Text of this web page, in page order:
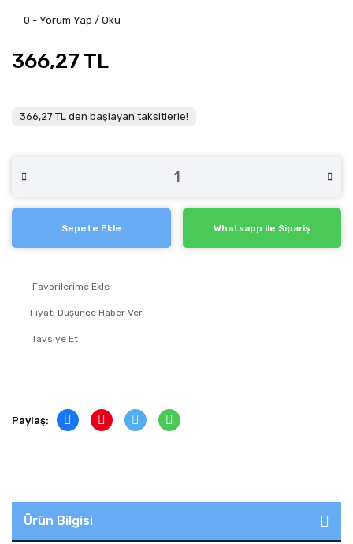
0 - Yorum Yap / Oku
366,27 TL
366,27 TL den başlayan taksitlerle!
Sepete Ekle Whatsapp ile Sipariş
Fiyatı Düşünce Haber Ver
Tavsiye Et
Paylaş:
Ürün Bilgisi